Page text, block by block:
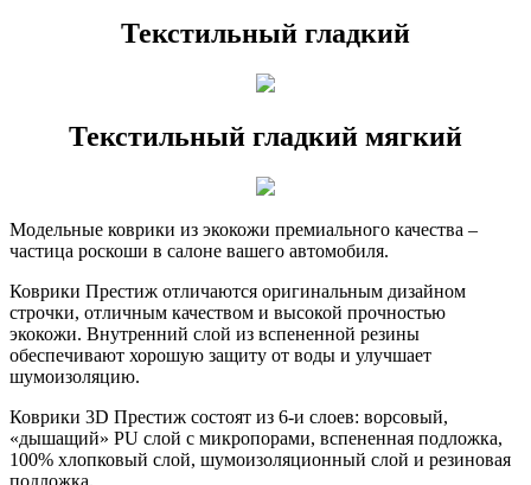
Текстильный гладкий
Текстильный гладкий мягкий
Модельные коврики из экокожи премиального качества –
частица роскоши в салоне вашего автомобиля.
Коврики Престиж отличаются оригинальным дизайном
строчки, отличным качеством и высокой прочностью
экокожи. Внутренний слой из вспененной резины
обеспечивают хорошую защиту от воды и улучшает
шумоизоляцию.
Коврики 3D Престиж состоят из 6-и слоев: ворсовый,
«дышащий» PU слой с микропорами, вспененная подложка,
100% хлопковый слой, шумоизоляционный слой и резиновая
подложка.